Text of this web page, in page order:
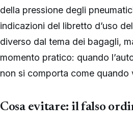
della pressione degli
indicazioni del libretto d’uso
diverso dal tema dei bagagli,
momento pratico: quando
non si comporta come quando
Cosa evitare: il falso